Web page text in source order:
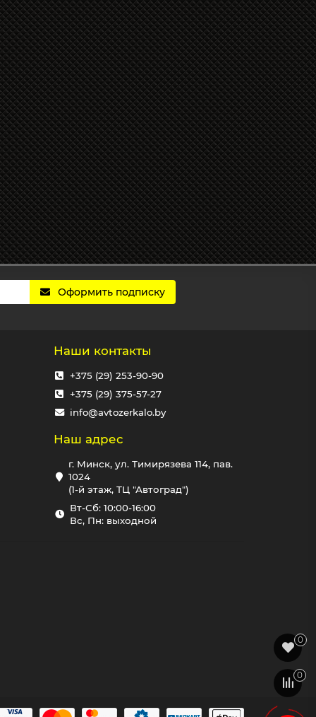
Оформить подписку
Наши контакты
+375 (29) 253-90-90
+375 (29) 375-57-27
info@avtozerkalo.by
Наш адрес
г. Минск, ул. Тимирязева 114, пав.
1024
(1-й этаж, ТЦ "Автоград")
Вт-Сб: 10:00-16:00
Вс, Пн: выходной
0
0